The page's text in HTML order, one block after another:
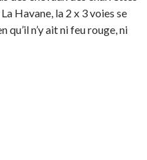
Havane, la 2 x 3 voies se
n’y ait ni feu rouge, ni